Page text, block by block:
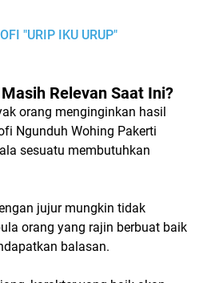
"URIP IKU URUP"
Relevan Saat Ini?
orang menginginkan hasil
Ngunduh Wohing Pakerti
sesuatu membutuhkan
jujur mungkin tidak
orang yang rajin berbuat baik
balasan.